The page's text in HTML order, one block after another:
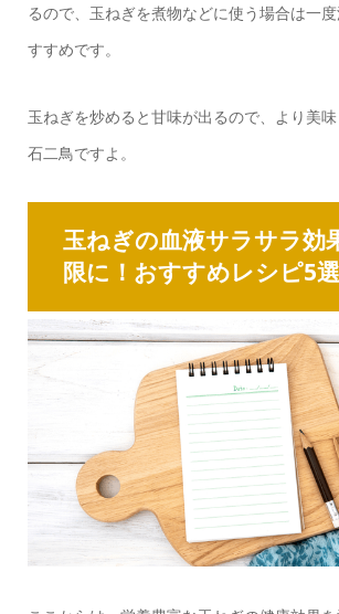
るので、玉ねぎを煮物などに使う場合は一
すすめです。
玉ねぎを炒めると甘味が出るので、より美
石二鳥ですよ。
玉ねぎの血液サラサラ効
限に！おすすめレシピ5選